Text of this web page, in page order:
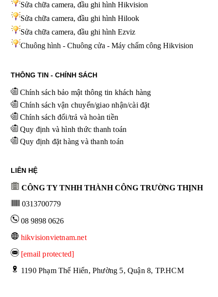
Sửa chữa camera, đầu ghi hình Hikvision
Sửa chữa camera, đầu ghi hình Hilook
Sửa chữa camera, đầu ghi hình Ezviz
Chuông hình - Chuông cửa - Máy chấm công Hikvision
THÔNG TIN - CHÍNH SÁCH
Chính sách bảo mật thông tin khách hàng
Chính sách vận chuyển/giao nhận/cài đặt
Chính sách đổi/trả và hoàn tiền
Quy định và hình thức thanh toán
Quy định đặt hàng và thanh toán
LIÊN HỆ
CÔNG TY TNHH THÀNH CÔNG TRƯỜNG THỊNH
0313700779
08 9898 0626
hikvisionvietnam.net
[email protected]
1190 Phạm Thế Hiển, Phường 5, Quận 8, TP.HCM